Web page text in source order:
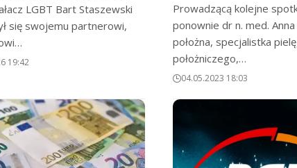
LGBT Bart Staszewski
się swojemu partnerowi,
19:42
Prowadzącą kolejne
ponownie dr n. med. Anna
położna, specjalistka
położniczego,…
04.05.2023 18:03